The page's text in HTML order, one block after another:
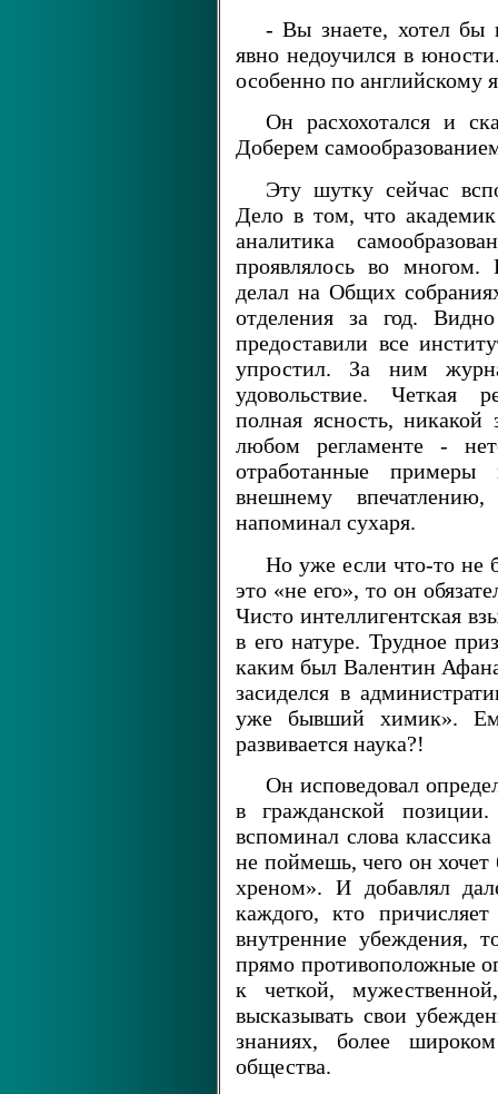
- Вы знаете, хотел бы
явно недоучился в
особенно по английскому
Он расхохотался и
Доберем
Эту шутку сейчас
Дело в том, что
аналитика
проявлялось во
делал на Общих
отделения за год.
предоставили все
упростил. За ним
удовольствие. Четкая
полная ясность,
любом регламенте -
отработанные
внешнему
напоминал сухаря.
Но уже если что-то не
это «не его», то он
Чисто интеллигентская
в его натуре. Трудное
каким был Валентин
засиделся в
уже бывший химик».
развивается наука?!
Он исповедовал
в гражданской
вспоминал слова
не поймешь, чего он
хреном». И добавлял
каждого, кто
внутренние убеждения,
прямо противоположные
к четкой,
высказывать свои
знаниях, более
общества.